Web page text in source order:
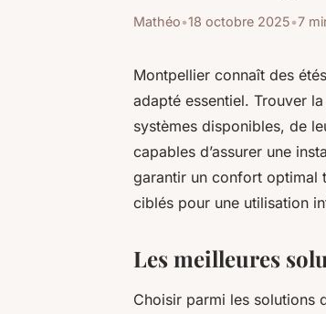
Mathéo•18 octobre 2025•7
Montpellier connaît des
adapté essentiel. Trouver
systèmes disponibles, de
capables d’assurer une
garantir un confort optimal
ciblés pour une utilisation
Les meilleures
Choisir parmi les solutions